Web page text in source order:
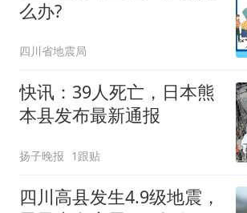
么办?
四川省地震局
快讯：39人死亡，日本熊
本县发布最新通报
扬子晚报 1跟贴
四川高县发生4.9级地震，